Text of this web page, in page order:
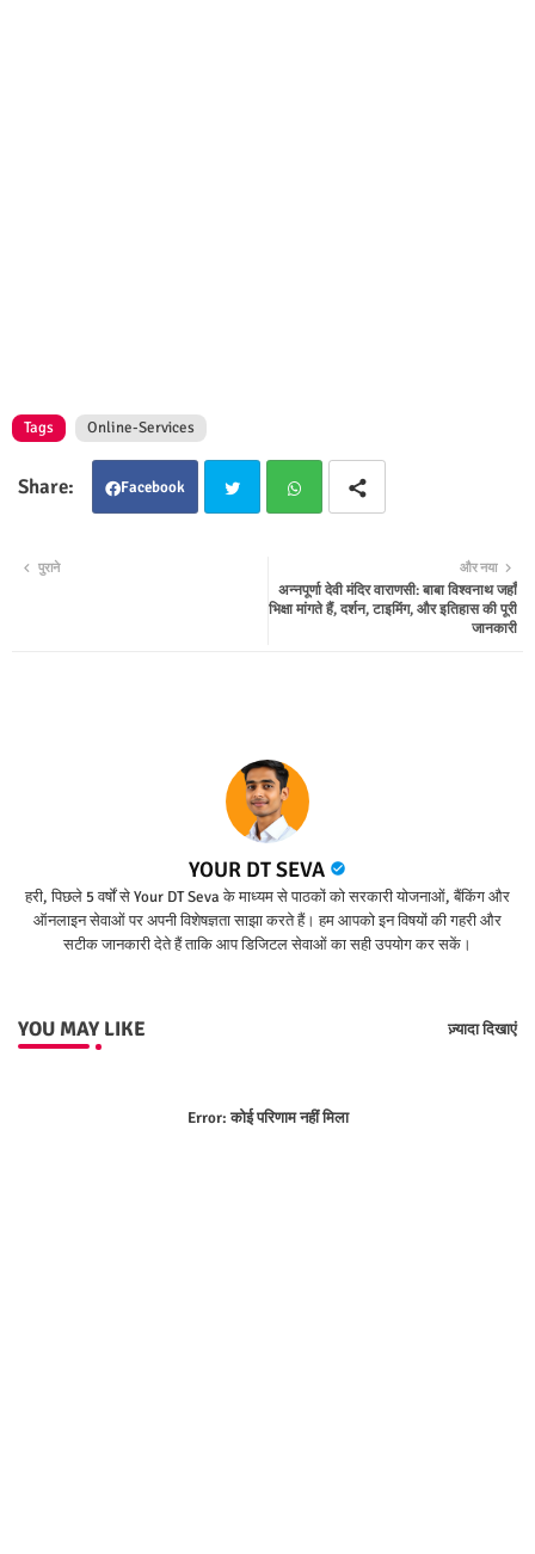
Tags Online-Services
Facebook
tsap
और नया
अन्नपूर्णा देवी मंदिर वाराणसी: बाबा विश्वनाथ जहाँ
भिक्षा मांगते हैं, दर्शन, टाइमिंग, और इतिहास की पूरी
जानकारी
पुराने
YOUR DT SEVA
हरी, पिछले 5 वर्षों से Your DT Seva के माध्यम से पाठकों को सरकारी योजनाओं, बैंकिंग और
ऑनलाइन सेवाओं पर अपनी विशेषज्ञता साझा करते हैं। हम आपको इन विषयों की गहरी और
सटीक जानकारी देते हैं ताकि आप डिजिटल सेवाओं का सही उपयोग कर सकें।
YOU MAY LIKE ज़्यादा दिखाएं
Error:कोई परिणाम नहीं मिला